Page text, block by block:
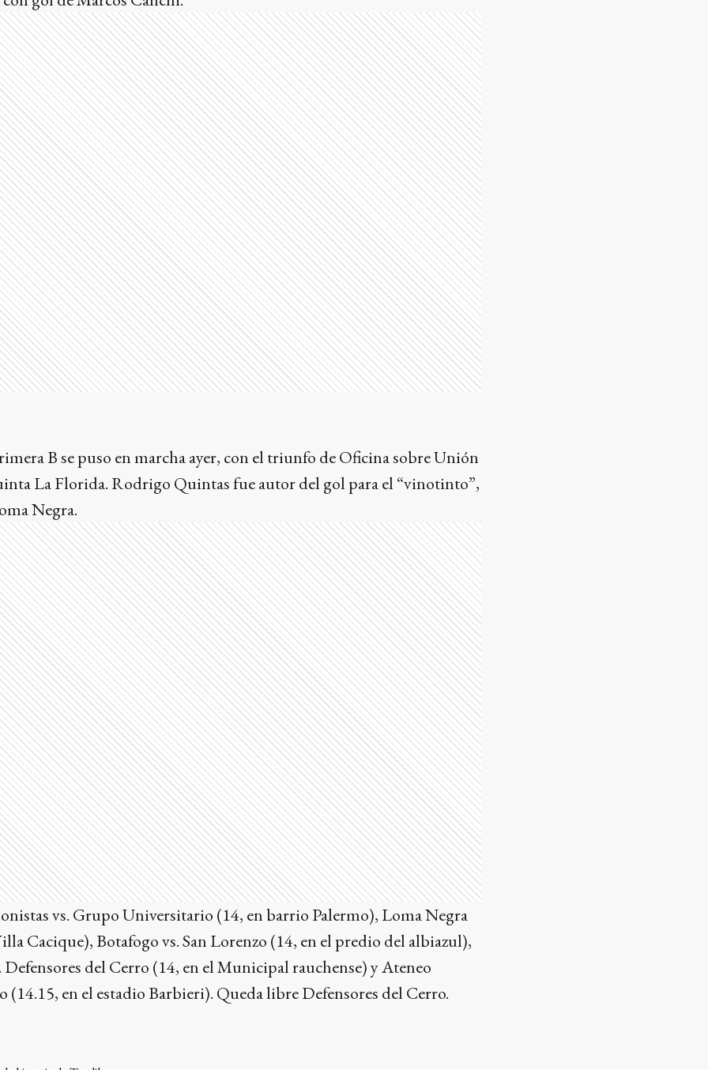
B se puso en marcha ayer, con el triunfo de Oficina sobre Unión
La Florida. Rodrigo Quintas fue autor del gol para el “vinotinto”,
Negra.
vs. Grupo Universitario (14, en barrio Palermo), Loma Negra
Cacique), Botafogo vs. San Lorenzo (14, en el predio del albiazul),
del Cerro (14, en el Municipal rauchense) y Ateneo
(14.15, en el estadio Barbieri). Queda libre Defensores del Cerro.